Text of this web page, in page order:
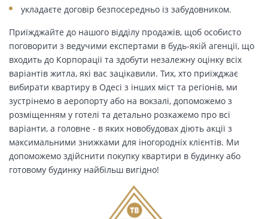
укладаєте договір безпосередньо із забудовником.
Приїжджайте до нашого відділу продажів, щоб особисто
поговорити з ведучими експертами в будь-якій агенції, що
входить до Корпорації та здобути незалежну оцінку всіх
варіантів житла, які вас зацікавили. Тих, хто приїжджає
вибирати квартиру в Одесі з інших міст та регіонів, ми
зустрінемо в аеропорту або на вокзалі, допоможемо з
розміщенням у готелі та детально розкажемо про всі
варіанти, а головне - в яких новобудовах діють акції з
максимальними знижками для іногородніх клієнтів. Ми
допоможемо здійснити покупку квартири в будинку або
готовому будинку найбільш вигідно!